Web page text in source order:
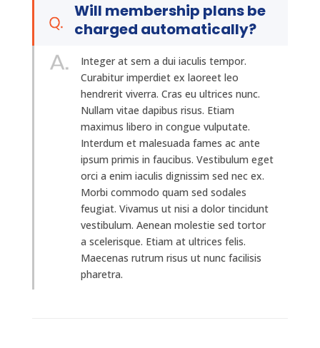
Will membership plans be
charged automatically?
Integer at sem a dui iaculis tempor.
Curabitur imperdiet ex laoreet leo
hendrerit viverra. Cras eu ultrices nunc.
Nullam vitae dapibus risus. Etiam
maximus libero in congue vulputate.
Interdum et malesuada fames ac ante
ipsum primis in faucibus. Vestibulum eget
orci a enim iaculis dignissim sed nec ex.
Morbi commodo quam sed sodales
feugiat. Vivamus ut nisi a dolor tincidunt
vestibulum. Aenean molestie sed tortor
a scelerisque. Etiam at ultrices felis.
Maecenas rutrum risus ut nunc facilisis
pharetra.